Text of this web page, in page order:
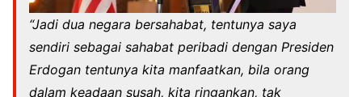
“Jadi dua negara bersahabat, tentunya saya
sendiri sebagai sahabat peribadi dengan Presiden
Erdogan tentunya kita manfaatkan, bila orang
dalam keadaan susah, kita ringankan, tak